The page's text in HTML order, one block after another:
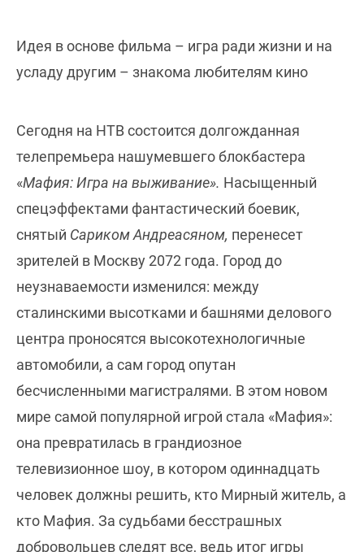
Идея в основе фильма – игра ради жизни и на
усладу другим – знакома любителям кино
Сегодня на НТВ состоится долгожданная
телепремьера нашумевшего блокбастера
«Мафия: Игра на выживание». Насыщенный
спецэффектами фантастический боевик,
снятый Сариком Андреасяном, перенесет
зрителей в Москву 2072 года. Город до
неузнаваемости изменился: между
сталинскими высотками и башнями делового
центра проносятся высокотехнологичные
автомобили, а сам город опутан
бесчисленными магистралями. В этом новом
мире самой популярной игрой стала «Мафия»:
она превратилась в грандиозное
телевизионное шоу, в котором одиннадцать
человек должны решить, кто Мирный житель, а
кто Мафия. За судьбами бесстрашных
добровольцев следят все, ведь итог игры